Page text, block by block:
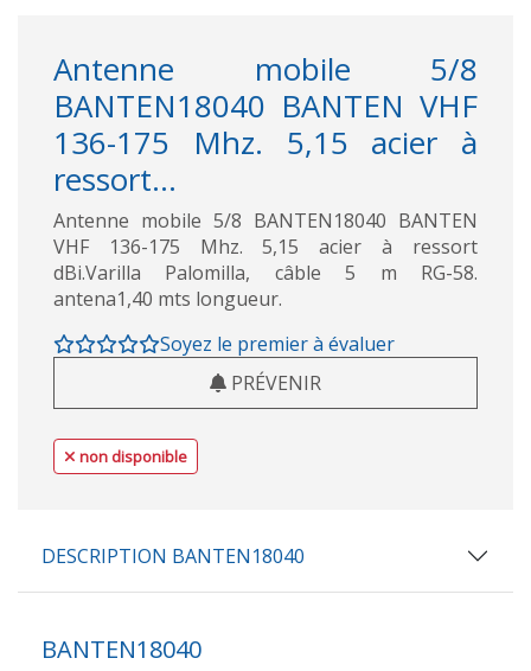
Antenne mobile 5/8
BANTEN18040 BANTEN VHF
136-175 Mhz. 5,15 acier à
ressort...
Antenne mobile 5/8 BANTEN18040 BANTEN
VHF 136-175 Mhz. 5,15 acier à ressort
dBi.Varilla Palomilla, câble 5 m RG-58.
antena1,40 mts longueur.
Soyez le premier à évaluer
PRÉVENIR
non disponible
DESCRIPTION BANTEN18040
BANTEN18040